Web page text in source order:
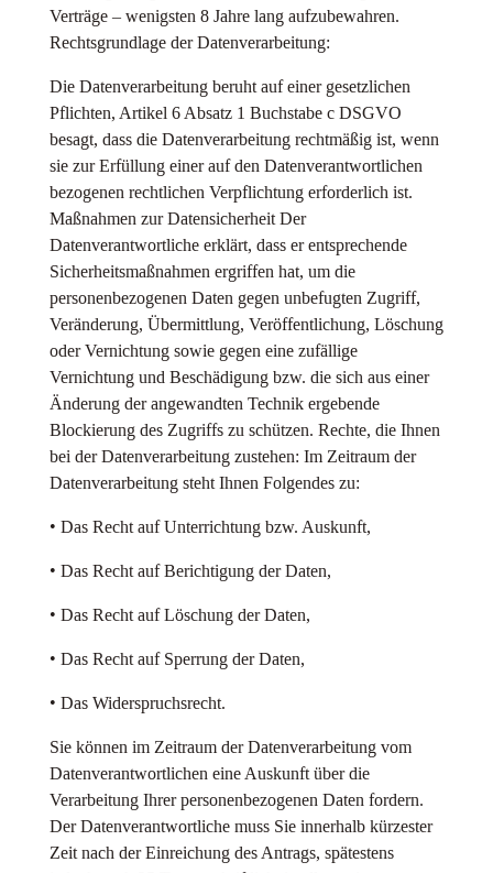
Verträge – wenigsten 8 Jahre lang aufzubewahren.
Rechtsgrundlage der Datenverarbeitung:
Die Datenverarbeitung beruht auf einer gesetzlichen
Pflichten, Artikel 6 Absatz 1 Buchstabe c DSGVO
besagt, dass die Datenverarbeitung rechtmäßig ist, wenn
sie zur Erfüllung einer auf den Datenverantwortlichen
bezogenen rechtlichen Verpflichtung erforderlich ist.
Maßnahmen zur Datensicherheit Der
Datenverantwortliche erklärt, dass er entsprechende
Sicherheitsmaßnahmen ergriffen hat, um die
personenbezogenen Daten gegen unbefugten Zugriff,
Veränderung, Übermittlung, Veröffentlichung, Löschung
oder Vernichtung sowie gegen eine zufällige
Vernichtung und Beschädigung bzw. die sich aus einer
Änderung der angewandten Technik ergebende
Blockierung des Zugriffs zu schützen. Rechte, die Ihnen
bei der Datenverarbeitung zustehen: Im Zeitraum der
Datenverarbeitung steht Ihnen Folgendes zu:
• Das Recht auf Unterrichtung bzw. Auskunft,
• Das Recht auf Berichtigung der Daten,
• Das Recht auf Löschung der Daten,
• Das Recht auf Sperrung der Daten,
• Das Widerspruchsrecht.
Sie können im Zeitraum der Datenverarbeitung vom
Datenverantwortlichen eine Auskunft über die
Verarbeitung Ihrer personenbezogenen Daten fordern.
Der Datenverantwortliche muss Sie innerhalb kürzester
Zeit nach der Einreichung des Antrags, spätestens